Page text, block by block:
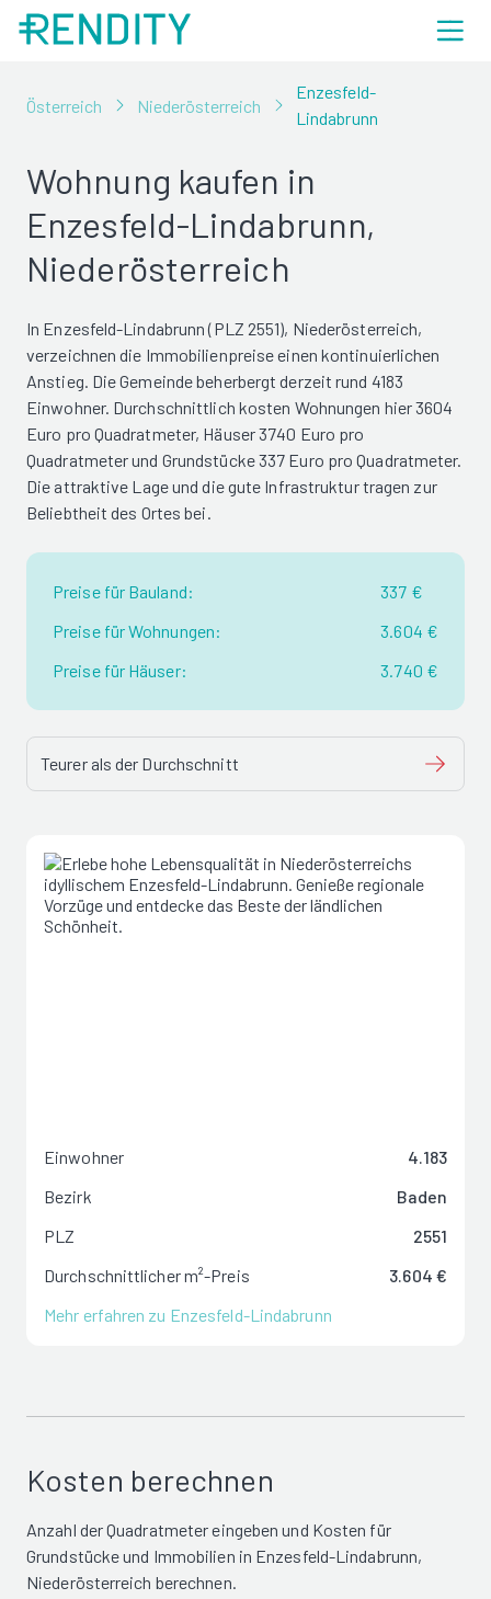
Österreich Niederösterreich
Enzesfeld-
Lindabrunn
Wohnung kaufen in
Enzesfeld-Lindabrunn,
Niederösterreich
In Enzesfeld-Lindabrunn (PLZ 2551), Niederösterreich,
verzeichnen die Immobilienpreise einen kontinuierlichen
Anstieg. Die Gemeinde beherbergt derzeit rund 4183
Einwohner. Durchschnittlich kosten Wohnungen hier 3604
Euro pro Quadratmeter, Häuser 3740 Euro pro
Quadratmeter und Grundstücke 337 Euro pro Quadratmeter.
Die attraktive Lage und die gute Infrastruktur tragen zur
Beliebtheit des Ortes bei.
Preise für Bauland:
337 €
Preise für Wohnungen:
3.604 €
Preise für Häuser:
3.740 €
Teurer als der Durchschnitt
Einwohner
4.183
Bezirk
Baden
PLZ
2551
Durchschnittlicher m²-Preis
3.604 €
Mehr erfahren zu Enzesfeld-Lindabrunn
Kosten berechnen
Anzahl der Quadratmeter eingeben und Kosten für
Grundstücke und Immobilien in Enzesfeld-Lindabrunn,
Niederösterreich berechnen.